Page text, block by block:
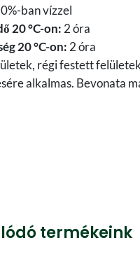
ban vízzel
20 °C-on: 2 óra
20 °C-on: 2 óra
régi festett
alkalmas. Bevonata
termékeink